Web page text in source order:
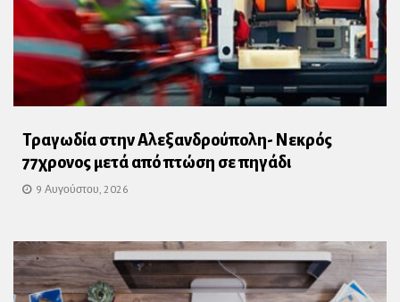
Τραγωδία στην Αλεξανδρούπολη- Νεκρός
77χρονος μετά από πτώση σε πηγάδι
9 Αυγούστου, 2026